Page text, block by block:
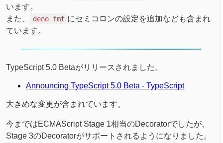
います。
また、
deno fmt にセミコロンの設定を追加なども含まれ
ています。
TypeScript 5.0 Betaがリリースされました。
Announcing TypeScript 5.0 Beta - TypeScript
大きめな変更が含まれています。
今まではECMAScript Stage 1相当のDecoratorでしたが、
Stage 3のDecoratorがサポートされるようになりました。